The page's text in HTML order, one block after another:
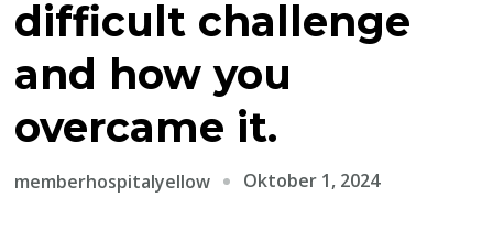
difficult challenge
and how you
overcame it.
memberhospitalyellow Oktober 1, 2024